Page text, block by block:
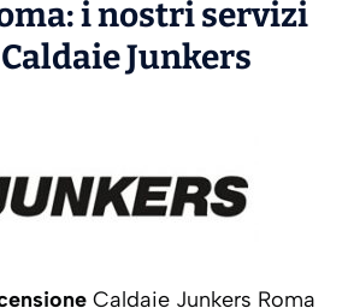
i nostri servizi
Junkers
Caldaie Junkers Roma